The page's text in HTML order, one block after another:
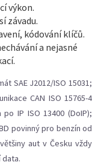
výkon.
závadu.
kódování klíčů.
a nejasné
SAE J2012/ISO 15031;
CAN ISO 15765-4
IP ISO 13400 (DoIP);
povinný pro benzín od
aut v Česku vždy
data.